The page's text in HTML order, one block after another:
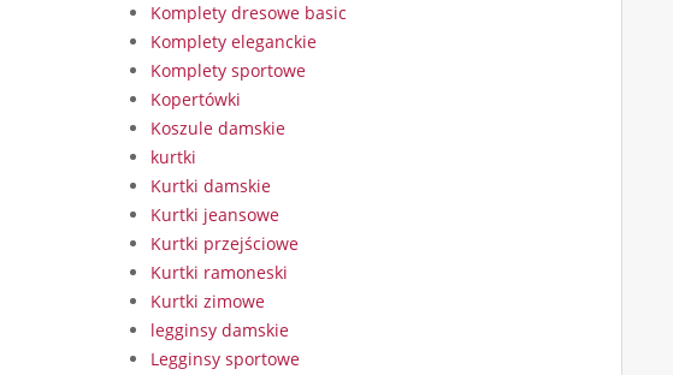
Komplety dresowe basic
Komplety eleganckie
Komplety sportowe
Kopertówki
Koszule damskie
kurtki
Kurtki damskie
Kurtki jeansowe
Kurtki przejściowe
Kurtki ramoneski
Kurtki zimowe
legginsy damskie
Legginsy sportowe